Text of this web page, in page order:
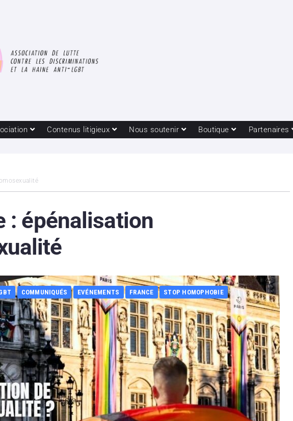
Contenus litigieux Nous soutenir Boutique Partenaires
: épénalisation
COMMUNIQUÉS EVÉNEMENTS FRANCE STOP HOMOPHOBIE